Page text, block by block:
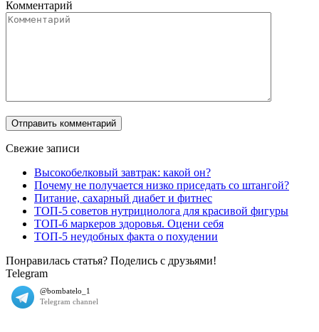
Комментарий
Свежие записи
Высокобелковый завтрак: какой он?
Почему не получается низко приседать со штангой?
Питание, сахарный диабет и фитнес
ТОП-5 советов нутрициолога для красивой фигуры
ТОП-6 маркеров здоровья. Оцени себя
ТОП-5 неудобных факта о похудении
Понравилась статья? Поделись с друзьями!
Telegram